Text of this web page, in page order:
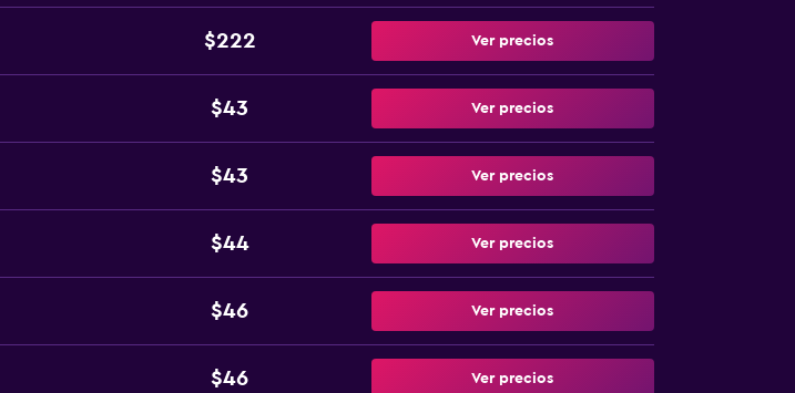
$222 Ver precios
$43 Ver precios
$43 Ver precios
$44 Ver precios
$46 Ver precios
$46 Ver precios